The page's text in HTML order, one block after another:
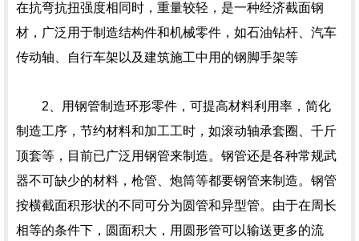
在抗弯抗扭强度相同时，重量较轻，是一种经济截面钢
材，广泛用于制造结构件和机械零件，如石油钻杆、汽车
传动轴、自行车架以及建筑施工中用的钢脚手架等
2、用钢管制造环形零件，可提高材料利用率，简化
制造工序，节约材料和加工工时，如滚动轴承套圈、千斤
顶套等，目前已广泛用钢管来制造。钢管还是各种常规武
器不可缺少的材料，枪管、炮筒等都要钢管来制造。钢管
按横截面积形状的不同可分为圆管和异型管。由于在周长
相等的条件下，圆面积大，用圆形管可以输送更多的流